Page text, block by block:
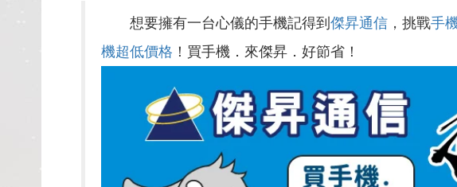
想要擁有一台心儀的手機記得到 傑昇通信 ，挑戰手
機超低價格 ！買手機．來傑昇．好節省！